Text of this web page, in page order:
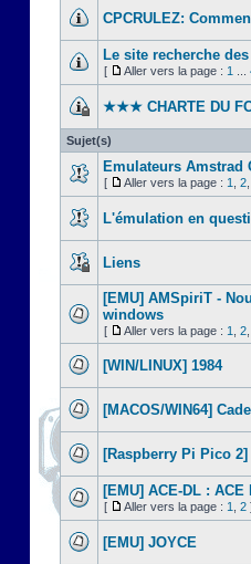
CPCRULEZ:
Le site recherche
[ Aller vers la page : 1
★★★ CHARTE DU
Sujet(s)
Emulateurs Amstrad
[ Aller vers la page : 1 2
L'émulation en
Liens
[EMU] AMSpiriT -
windows
[ Aller vers la page : 1 2
[WIN/LINUX] 1984
[MACOS/WIN64]
[Raspberry Pi Pico 2]
[EMU] ACE-DL :
[ Aller vers la page : 1 2
[EMU] JOYCE